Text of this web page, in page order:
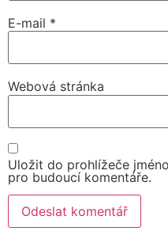
E-mail *
Webová stránka
Uložit do prohlížeče
pro budoucí komentáře.